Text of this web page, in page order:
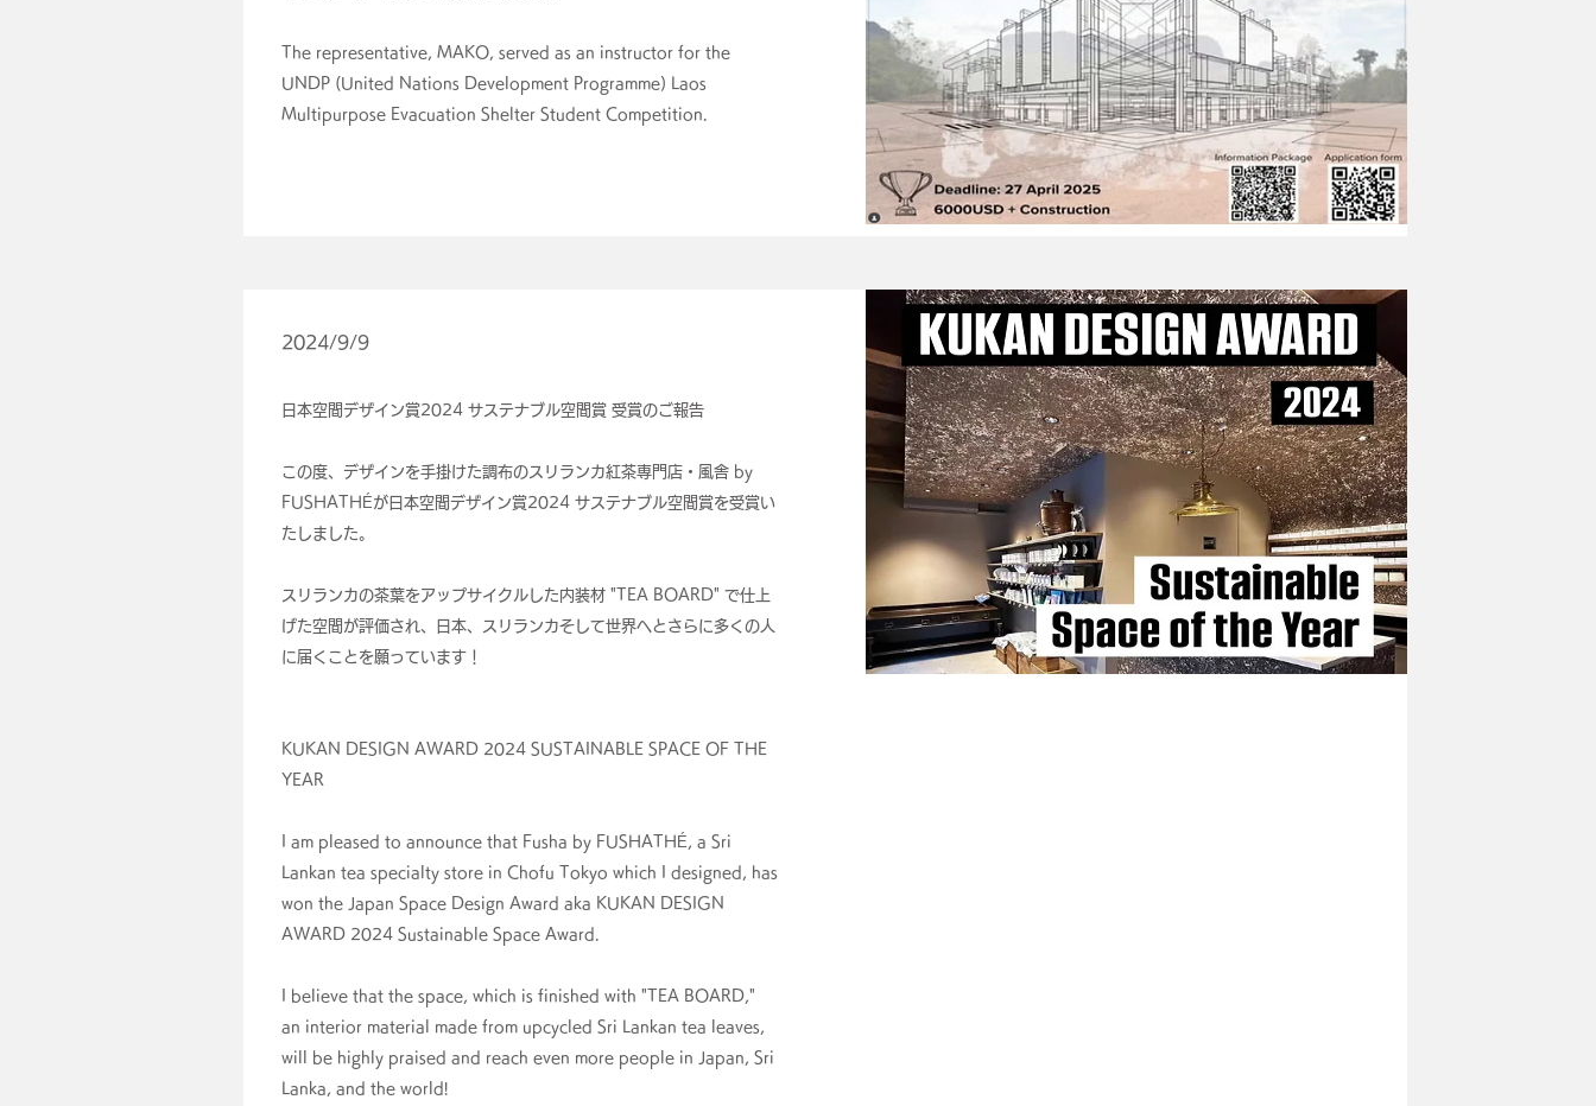
The representative, MAKO, served as an instructor for the
UNDP (United Nations Development Programme) Laos
Multipurpose Evacuation Shelter Student Competition.
2024/9/9
日本空間デザイン賞2024 サステナブル空間賞 受賞のご報告
この度、デザインを手掛けた調布のスリランカ紅茶専門店・風舎 by
FUSHATHÉが日本空間デザイン賞2024 サステナブル空間賞を受賞い
たしました。
スリランカの茶葉をアップサイクルした内装材 "TEA BOARD" で仕上
げた空間が評価され、日本、スリランカそして世界へとさらに多くの人
に届くことを願っています！
KUKAN DESIGN AWARD 2024 SUSTAINABLE SPACE OF THE
YEAR
I am pleased to announce that Fusha by FUSHATHÉ, a Sri
Lankan tea specialty store in Chofu Tokyo which I designed, has
won the Japan Space Design Award aka KUKAN DESIGN
AWARD 2024 Sustainable Space Award.
I believe that the space, which is finished with "TEA BOARD,"
an interior material made from upcycled Sri Lankan tea leaves,
will be highly praised and reach even more people in Japan, Sri
Lanka, and the world!